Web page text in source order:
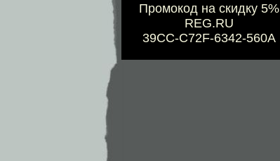
Промокод на скидку 5%
REG.RU
39CC-C72F-6342-560A